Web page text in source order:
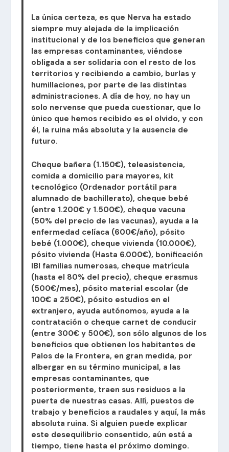
La única certeza, es que Nerva ha estado
siempre muy alejada de la implicación
institucional y de los beneficios que generan
las empresas contaminantes, viéndose
obligada a ser solidaria con el resto de los
territorios y recibiendo a cambio, burlas y
humillaciones, por parte de las distintas
administraciones. A día de hoy, no hay un
solo nervense que pueda cuestionar, que lo
único que hemos recibido es el olvido, y con
él, la ruina más absoluta y la ausencia de
futuro.
Cheque bañera (1.150€), teleasistencia,
comida a domicilio para mayores, kit
tecnológico (Ordenador portátil para
alumnado de bachillerato), cheque bebé
(entre 1.200€ y 1.500€), cheque vacuna
(50% del precio de las vacunas), ayuda a la
enfermedad celíaca (600€/año), pósito
bebé (1.000€), cheque vivienda (10.000€),
pósito vivienda (Hasta 6.000€), bonificación
IBI familias numerosas, cheque matrícula
(hasta el 80% del precio), cheque erasmus
(500€/mes), pósito material escolar (de
100€ a 250€), pósito estudios en el
extranjero, ayuda autónomos, ayuda a la
contratación o cheque carnet de conducir
(entre 300€ y 500€), son sólo algunos de los
beneficios que obtienen los habitantes de
Palos de la Frontera, en gran medida, por
albergar en su término municipal, a las
empresas contaminantes, que
posteriormente, traen sus residuos a la
puerta de nuestras casas. Allí, puestos de
trabajo y beneficios a raudales y aquí, la más
absoluta ruina. Si alguien puede explicar
este desequilibrio consentido, aún está a
tiempo, tiene hasta el próximo domingo.